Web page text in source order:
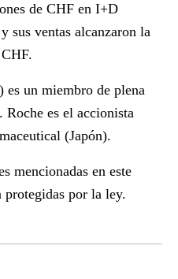
de CHF en I+D
sus ventas alcanzaron la
es un miembro de plena
Roche es el accionista
(Japón).
mencionadas en este
protegidas por la ley.